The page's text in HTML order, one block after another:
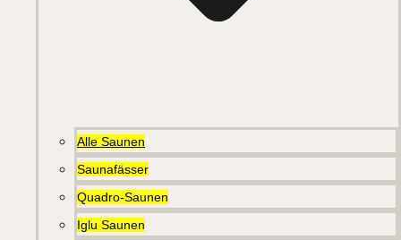
Alle Saunen
Saunafässer
Quadro-Saunen
Iglu Saunen